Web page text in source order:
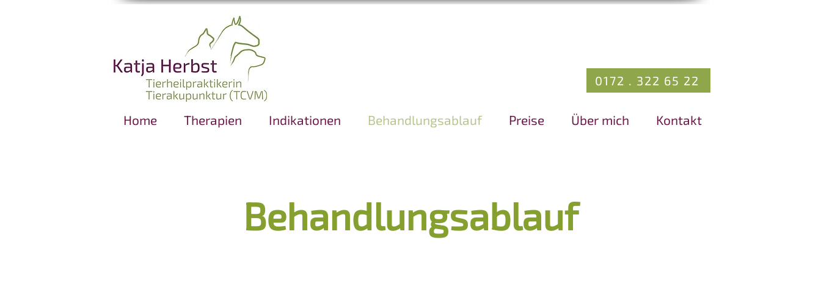
0172 . 322 65 22
Home Therapien Indikationen ​Behandlungsablauf Preise Über mich Kontakt
​Behandlungsablauf